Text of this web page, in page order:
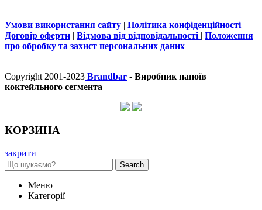
Умови використання сайту | Політика конфіденційності |
Договір оферти | Відмова від відповідальності | Положення
про обробку та захист персональних даних
Copyright 2001-2023 Brandbar - Виробник напоїв
коктейльного сегмента
КОРЗИНА
закрити
Search
Меню
Категорії